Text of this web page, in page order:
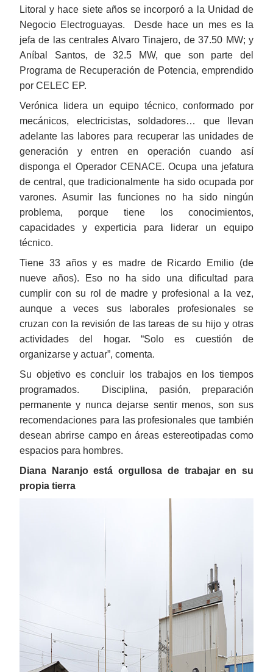
Litoral y hace siete años se incorporó a la Unidad de
Negocio Electroguayas. Desde hace un mes es la
jefa de las centrales Alvaro Tinajero, de 37.50 MW; y
Aníbal Santos, de 32.5 MW, que son parte del
Programa de Recuperación de Potencia, emprendido
por CELEC EP.
Verónica lidera un equipo técnico, conformado por
mecánicos, electricistas, soldadores… que llevan
adelante las labores para recuperar las unidades de
generación y entren en operación cuando así
disponga el Operador CENACE. Ocupa una jefatura
de central, que tradicionalmente ha sido ocupada por
varones. Asumir las funciones no ha sido ningún
problema, porque tiene los conocimientos,
capacidades y experticia para liderar un equipo
técnico.
Tiene 33 años y es madre de Ricardo Emilio (de
nueve años). Eso no ha sido una dificultad para
cumplir con su rol de madre y profesional a la vez,
aunque a veces sus laborales profesionales se
cruzan con la revisión de las tareas de su hijo y otras
actividades del hogar. “Solo es cuestión de
organizarse y actuar”, comenta.
Su objetivo es concluir los trabajos en los tiempos
programados. Disciplina, pasión, preparación
permanente y nunca dejarse sentir menos, son sus
recomendaciones para las profesionales que también
desean abrirse campo en áreas estereotipadas como
espacios para hombres.
Diana Naranjo está orgullosa de trabajar en su
propia tierra